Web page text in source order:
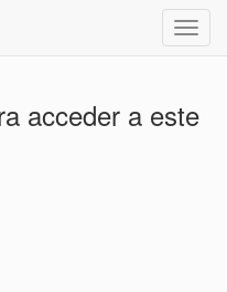
acceder a este